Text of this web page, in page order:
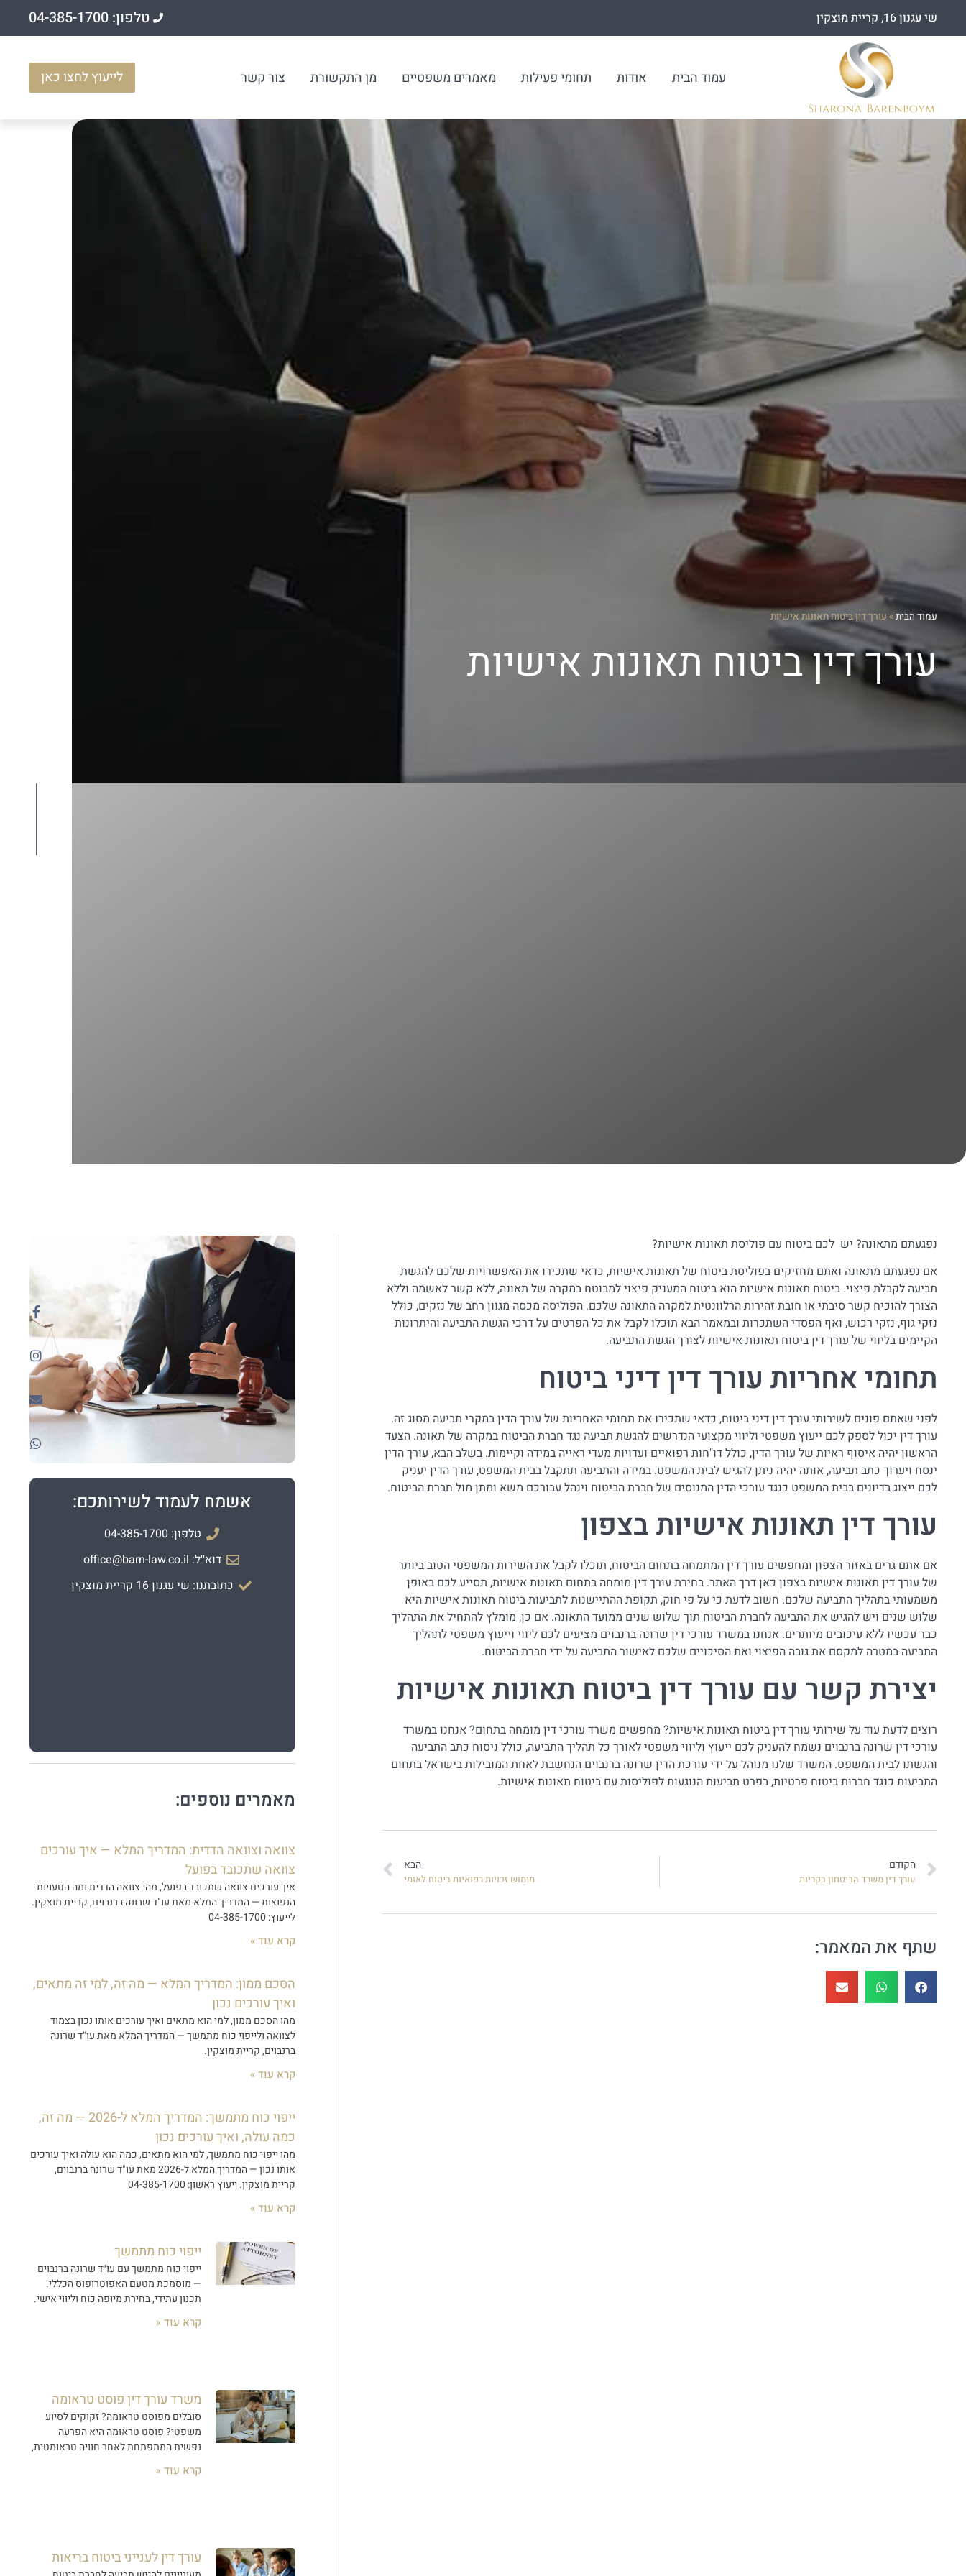
שי עגנון 16, קריית מוצקין טלפון: 04-385-1700
עמוד הבית אודות תחומי פעילות מאמרים משפטיים מן התקשורת צור קשר לייעוץ לחצו כאן
עמוד הבית» עורך דין ביטוח תאונות אישיות
עורך דין ביטוח תאונות אישיות
נפגעתם מתאונה? יש לכם ביטוח עם פוליסת תאונות אישיות?
אם נפגעתם מתאונה ואתם מחזיקים בפוליסת ביטוח של תאונות אישיות, כדאי שתכירו את האפשרויות שלכם להגשת
תביעה לקבלת פיצוי. ביטוח תאונות אישיות הוא ביטוח המעניק פיצוי למבוטח במקרה של תאונה, ללא קשר לאשמה וללא
הצורך להוכיח קשר סיבתי או חובת זהירות הרלוונטית למקרה התאונה שלכם. הפוליסה מכסה מגוון רחב של נזקים, כולל
נזקי גוף, נזקי רכוש, ואף הפסדי השתכרות ובמאמר הבא תוכלו לקבל את כל הפרטים על דרכי הגשת התביעה והיתרונות
הקיימים בליווי של עורך דין ביטוח תאונות אישיות לצורך הגשת התביעה.
תחומי אחריות עורך דין דיני ביטוח
לפני שאתם פונים לשירותי עורך דין דיני ביטוח, כדאי שתכירו את תחומי האחריות של עורך הדין במקרי תביעה מסוג זה.
עורך דין יכול לספק לכם ייעוץ משפטי וליווי מקצועי הנדרשים להגשת תביעה נגד חברת הביטוח במקרה של תאונה. הצעד
הראשון יהיה איסוף ראיות של עורך הדין, כולל דו"חות רפואיים ועדויות מעדי ראייה במידה וקיימות. בשלב הבא, עורך הדין
ינסח ויערוך כתב תביעה, אותה יהיה ניתן להגיש לבית המשפט. במידה והתביעה תתקבל בבית המשפט, עורך הדין יעניק
לכם ייצוג בדיונים בבית המשפט כנגד עורכי הדין המנוסים של חברת הביטוח וינהל עבורכם משא ומתן מול חברת הביטוח.
עורך דין תאונות אישיות בצפון
אם אתם גרים באזור הצפון ומחפשים עורך דין המתמחה בתחום הביטוח, תוכלו לקבל את השירות המשפטי הטוב ביותר
של עורך דין תאונות אישיות בצפון כאן דרך האתר. בחירת עורך דין מומחה בתחום תאונות אישיות, תסייע לכם באופן
משמעותי בתהליך התביעה שלכם. חשוב לדעת כי על פי חוק, תקופת ההתיישנות לתביעות ביטוח תאונות אישיות היא
שלוש שנים ויש להגיש את התביעה לחברת הביטוח תוך שלוש שנים ממועד התאונה. אם כן, מומלץ להתחיל את התהליך
כבר עכשיו ללא עיכובים מיותרים. אנחנו במשרד עורכי דין שרונה ברנבוים מציעים לכם ליווי וייעוץ משפטי לתהליך
התביעה במטרה למקסם את גובה הפיצוי ואת הסיכויים שלכם לאישור התביעה על ידי חברת הביטוח.
יצירת קשר עם עורך דין ביטוח תאונות אישיות
רוצים לדעת עוד על שירותי עורך דין ביטוח תאונות אישיות? מחפשים משרד עורכי דין מומחה בתחום? אנחנו במשרד
עורכי דין שרונה ברנבוים נשמח להעניק לכם ייעוץ וליווי משפטי לאורך כל תהליך התביעה, כולל ניסוח כתב התביעה
והגשתו לבית המשפט. המשרד שלנו מנוהל על ידי עורכת הדין שרונה ברנבוים הנחשבת לאחת המובילות בישראל בתחום
התביעות כנגד חברות ביטוח פרטיות, בפרט תביעות הנוגעות לפוליסות עם ביטוח תאונות אישיות.
הקודם
עורך דין משרד הביטחון בקריות
הבא
מימוש זכויות רפואיות ביטוח לאומי
שתף את המאמר:
אשמח לעמוד לשירותכם:
טלפון: 04-385-1700
דוא׳׳ל: office@barn-law.co.il
כתובתנו: שי עגנון 16 קריית מוצקין
מאמרים נוספים:
צוואה וצוואה הדדית: המדריך המלא — איך עורכים
צוואה שתכובד בפועל
איך עורכים צוואה שתכובד בפועל, מהי צוואה הדדית ומה הטעויות
הנפוצות — המדריך המלא מאת עו"ד שרונה ברנבוים, קריית מוצקין.
לייעוץ: 04-385-1700
קרא עוד »
הסכם ממון: המדריך המלא — מה זה, למי זה מתאים,
ואיך עורכים נכון
מהו הסכם ממון, למי הוא מתאים ואיך עורכים אותו נכון בצמוד
לצוואה ולייפוי כוח מתמשך — המדריך המלא מאת עו"ד שרונה
ברנבוים, קריית מוצקין.
קרא עוד »
ייפוי כוח מתמשך: המדריך המלא ל-2026 — מה זה,
כמה עולה, ואיך עורכים נכון
מהו ייפוי כוח מתמשך, למי הוא מתאים, כמה הוא עולה ואיך עורכים
אותו נכון — המדריך המלא ל-2026 מאת עו"ד שרונה ברנבוים,
קריית מוצקין. ייעוץ ראשון: 04-385-1700
קרא עוד »
ייפוי כוח מתמשך
ייפוי כוח מתמשך עם עו״ד שרונה ברנבוים
— מוסמכת מטעם האפוטרופוס הכללי.
תכנון עתידי, בחירת מיופה כוח וליווי אישי.
קרא עוד »
משרד עורך דין פוסט טראומה
סובלים מפוסט טראומה? זקוקים לסיוע
משפטי? פוסט טראומה היא הפרעה
נפשית המתפתחת לאחר חוויה טראומטית,
קרא עוד »
עורך דין לענייני ביטוח בריאות